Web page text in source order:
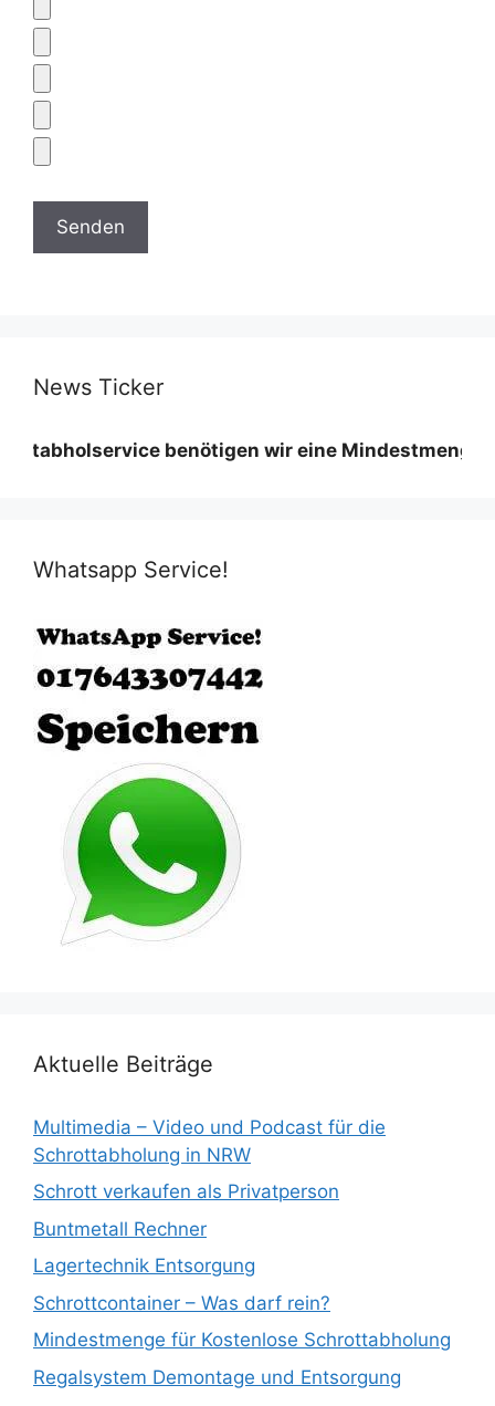
News Ticker
benötigen wir eine Mindestmenge diese
Whatsapp Service!
Aktuelle Beiträge
Multimedia – Video und Podcast für die
Schrottabholung in NRW
Schrott verkaufen als Privatperson
Buntmetall Rechner
Lagertechnik Entsorgung
Schrottcontainer – Was darf rein?
Mindestmenge für Kostenlose Schrottabholung
Regalsystem Demontage und Entsorgung